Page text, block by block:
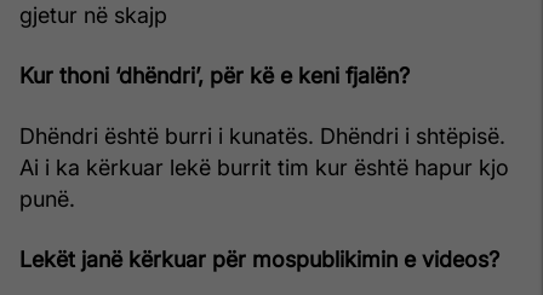
gjetur në skajp
Kur thoni ‘dhëndri’, për kë e keni fjalën?
Dhëndri është burri i kunatës. Dhëndri i shtëpisë.
Ai i ka kërkuar lekë burrit tim kur është hapur kjo
punë.
Lekët janë kërkuar për mospublikimin e videos?